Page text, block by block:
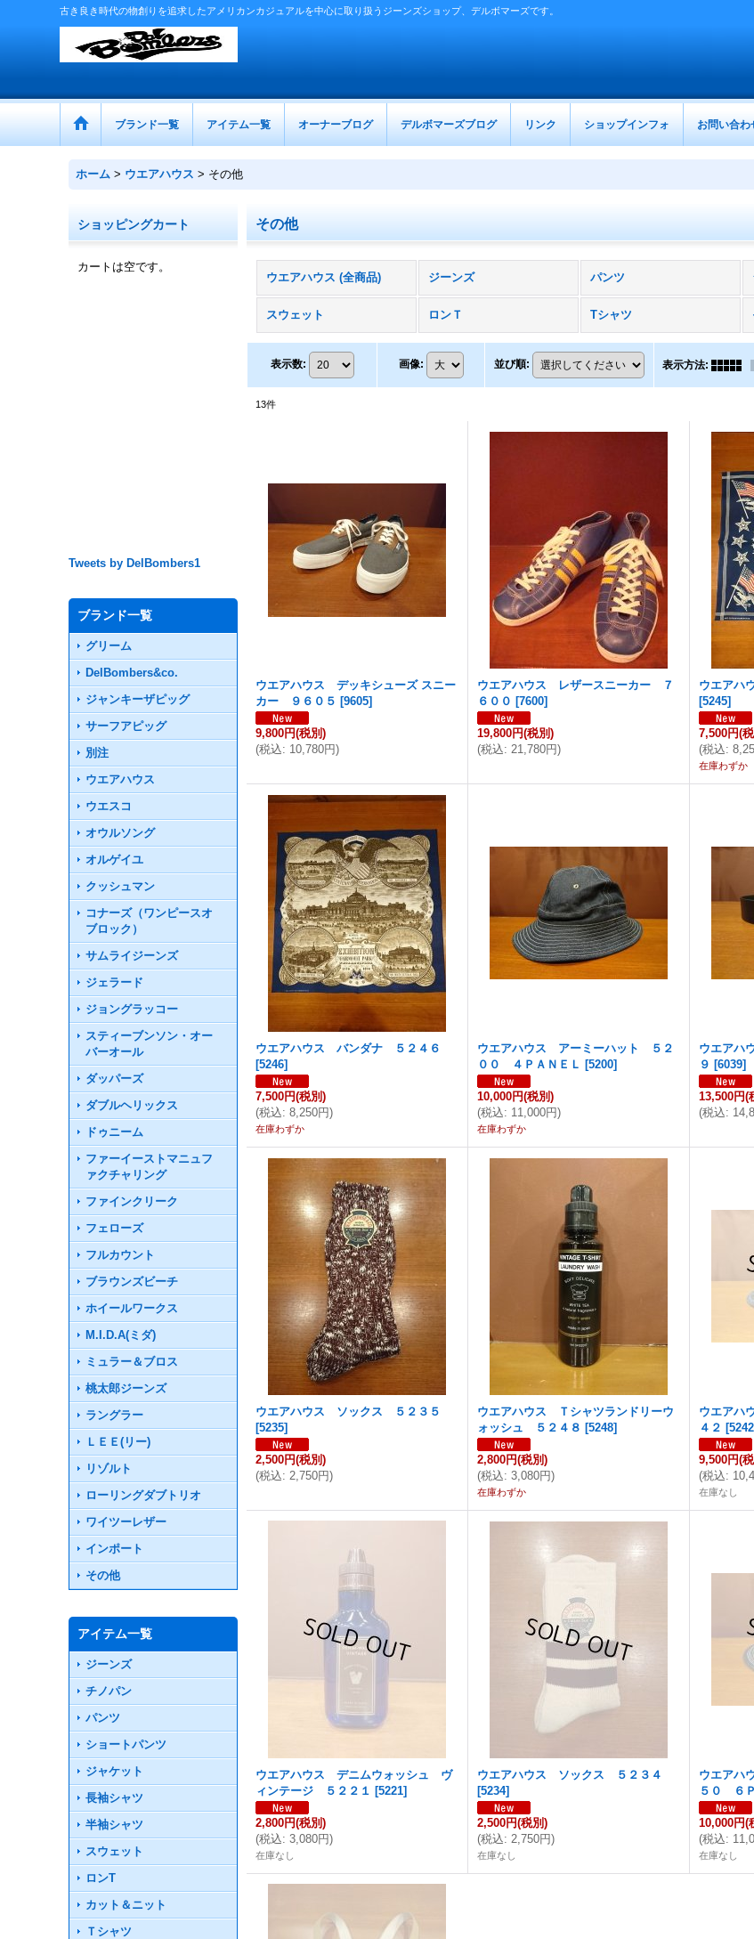
古き良き時代の物創りを追求したアメリカンカジュアルを中心に取り扱うジーンズショップ、デルボマーズです。
ブランド一覧 アイテム一覧 オーナーブログ デルボマーズブログ リンク ショップインフォ お問い合わ
ホーム > ウエアハウス > その他
ショッピングカート
カートは空です。
Tweets by DelBombers1
ブランド一覧
グリーム
DelBombers&co.
ジャンキーザピッグ
サーフアピッグ
別注
ウエアハウス
ウエスコ
オウルソング
オルゲイユ
クッシュマン
コナーズ（ワンピースオ
ブロック）
サムライジーンズ
ジェラード
ジョングラッコー
スティーブンソン・オー
バーオール
ダッパーズ
ダブルヘリックス
ドゥニーム
ファーイーストマニュフ
ァクチャリング
ファインクリーク
フェローズ
フルカウント
ブラウンズビーチ
ホイールワークス
M.I.D.A(ミダ)
ミュラー＆ブロス
桃太郎ジーンズ
ラングラー
ＬＥＥ(リー)
リゾルト
ローリングダブトリオ
ワイツーレザー
インポート
その他
アイテム一覧
ジーンズ
チノパン
パンツ
ショートパンツ
ジャケット
長袖シャツ
半袖シャツ
スウェット
ロンT
カット＆ニット
Ｔシャツ
その他
ウエアハウス (全商品) ジーンズ パンツ
スウェット ロンＴ Tシャツ
表示数: 画像: 並び順: 表示方法:
13件
ウエアハウス デッキシューズ スニー
カー ９６０５ [9605]
9,800円(税別)
(税込: 10,780円)
ウエアハウス レザースニーカー ７
６００ [7600]
19,800円(税別)
(税込: 21,780円)
ウエアハ
[5245]
7,500円(
(税込:
在庫わずか
ウエアハウス バンダナ ５２４６
[5246]
7,500円(税別)
(税込: 8,250円)
在庫わずか
ウエアハウス アーミーハット ５２
００ ４ＰＡＮＥＬ [5200]
10,000円(税別)
(税込: 11,000円)
在庫わずか
ウエアハ
９ [6039]
13,500円(
(税込:
ウエアハウス ソックス ５２３５
[5235]
2,500円(税別)
(税込: 2,750円)
ウエアハウス Ｔシャツランドリーウ
ォッシュ ５２４８ [5248]
2,800円(税別)
(税込: 3,080円)
在庫わずか
ウエアハ
４２ [5242
9,500円(
(税込:
在庫なし
ウエアハウス デニムウォッシュ ヴ
ィンテージ ５２２１ [5221]
2,800円(税別)
(税込: 3,080円)
在庫なし
ウエアハウス ソックス ５２３４
[5234]
2,500円(税別)
(税込: 2,750円)
在庫なし
ウエアハ
５０ ６
10,000円(
(税込:
在庫なし